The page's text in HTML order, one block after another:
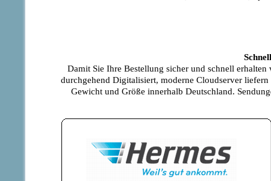
Damit Sie Ihre Bestellung sicher und schnell
durchgehend Digitalisiert, moderne Cloudserver
Gewicht und Größe innerhalb Deutschland.